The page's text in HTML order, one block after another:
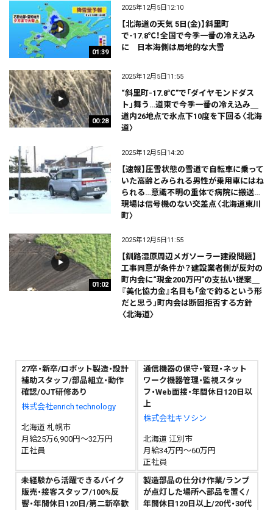
01:39
2025年12月5日12:10
【北海道の天気 5日(金)】斜里町
で-17.8℃！全国で今季一番の冷え込み
に 日本海側は局地的な大雪
00:28
2025年12月5日11:55
“斜里町-17.8℃”で「ダイヤモンドダス
ト」舞う…道東で今季一番の冷え込み＿
道内26地点で氷点下10度を下回る〈北海
道〉
2025年12月5日14:20
【速報】圧雪状態の雪道で自転車に乗って
いた高齢とみられる男性が乗用車にはね
られる…意識不明の重体で病院に搬送…
現場は信号機のない交差点〈北海道東川
町〉
01:02
2025年12月5日11:55
【釧路湿原周辺メガソーラー建設問題】
工事同意が条件か？建設業者側が反対の
町内会に“現金200万円”の支払い提案＿
『美化協力金』名目も「金で釣るという形
だと思う」町内会は断固拒否する方針
〈北海道〉
27卒・新卒/ロボット製造・設計
補助スタッフ/部品組立・動作
確認/OJT研修あり
株式会社enrich technology
北海道 札幌市
月給25万6,900円～32万円
正社員
通信機器の保守・管理・ネット
ワーク機器管理・監視スタッ
フ・Web面接・年間休日120日以
上
株式会社キソシン
北海道 江別市
月給34万円～60万円
正社員
未経験から活躍できるバイク
販売・接客スタッフ/100%反
響・年間休日120日/第二新卒歓
製造部品の仕分け作業/ランプ
が点灯した場所へ部品を置く/
年間休日120日以上/20代・30代